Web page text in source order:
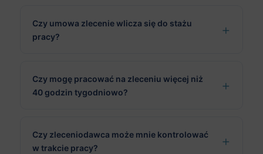
Czy umowa zlecenie wlicza się do stażu
pracy?
Czy mogę pracować na zleceniu więcej niż
40 godzin tygodniowo?
Czy zleceniodawca może mnie kontrolować
w trakcie pracy?